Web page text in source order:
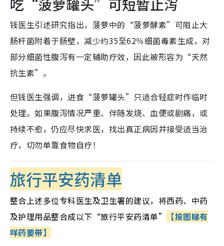
吃“菠萝罐头”可短暂止泻
钱医生引述研究指出，菠萝中的“菠萝酵素”可阻止大
肠杆菌附着于肠壁，减少约35至62％细菌毒素生成，对
部分细菌性腹泻有一定辅助疗效，因此被形容为“天然
抗生素”。
但钱医生强调，进食“菠萝罐头”只适合轻症时作临时
处理。如果腹泻情况严重、伴随发烧、血便或剧痛，或
持续不愈，仍应尽快求医，找出真正病因并接受适当治
疗，切勿单靠食物自疗！
旅行平安药清单
整合上述多位专科医生及卫生署的建议，将西药、中药
及护理用品整合成以下“旅行平安药清单”
【按图睇有
咩药要带】